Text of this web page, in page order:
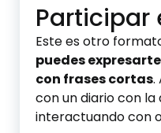
Participar
Este es otro
puedes
con frases cortas.
con un diario con
interactuando con